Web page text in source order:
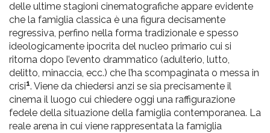
delle ultime stagioni cinematografiche appare evidente
che la famiglia classica è una figura decisamente
regressiva, perfino nella forma tradizionale e spesso
ideologicamente ipocrita del nucleo primario cui si
ritorna dopo l’evento drammatico (adulterio, lutto,
delitto, minaccia, ecc.) che l’ha scompaginata o messa in
crisi1. Viene da chiedersi anzi se sia precisamente il
cinema il luogo cui chiedere oggi una raffigurazione
fedele della situazione della famiglia contemporanea. La
reale arena in cui viene rappresentata la famiglia